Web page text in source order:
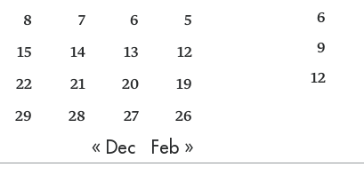
6
9
12
5
6
7
8
12
13
14
15
19
20
21
22
26
27
28
29
« Dec
Feb »